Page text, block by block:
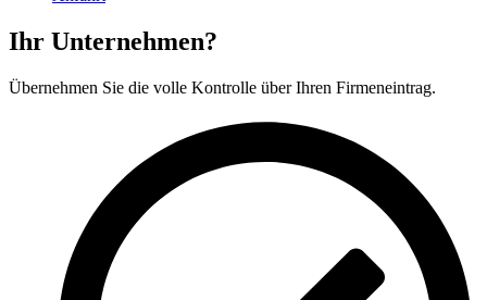
Ihr Unternehmen?
Übernehmen Sie die volle Kontrolle über Ihren Firmeneintrag.